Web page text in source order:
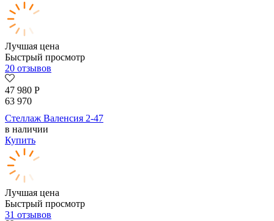
Лучшая цена
Быстрый просмотр
20 отзывов
47 980 Р
63 970
Стеллаж Валенсия 2-47
в наличии
Купить
Лучшая цена
Быстрый просмотр
31 отзывов